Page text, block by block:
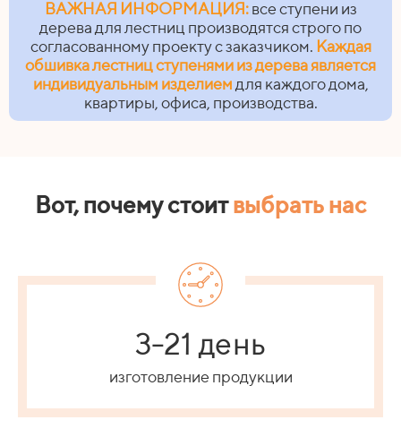
ВАЖНАЯ ИНФОРМАЦИЯ: все ступени из
дерева для лестниц производятся строго по
согласованному проекту с заказчиком. Каждая
обшивка лестниц ступенями из дерева является
индивидуальным изделиемдля каждого дома,
квартиры, офиса, производства.
Вот, почему стоитвыбрать нас
3-21 день
изготовление продукции